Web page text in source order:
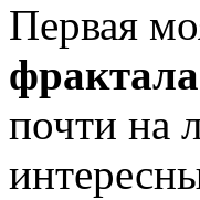
Первая
почти на